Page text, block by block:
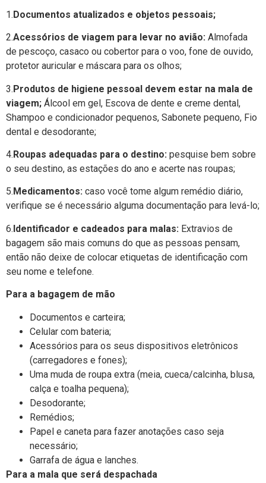
1.Documentos atualizados e objetos pessoais;
2.Acessórios de viagem para levar no avião: Almofada
de pescoço, casaco ou cobertor para o voo, fone de ouvido,
protetor auricular e máscara para os olhos;
3.Produtos de higiene pessoal devem estar na mala de
viagem; Álcool em gel, Escova de dente e creme dental,
Shampoo e condicionador pequenos, Sabonete pequeno, Fio
dental e desodorante;
4.Roupas adequadas para o destino: pesquise bem sobre
o seu destino, as estações do ano e acerte nas roupas;
5. Medicamentos: caso você tome algum remédio diário,
verifique se é necessário alguma documentação para levá-lo;
6.Identificador e cadeados para malas: Extravios de
bagagem são mais comuns do que as pessoas pensam,
então não deixe de colocar etiquetas de identificação com
seu nome e telefone.
Para a bagagem de mão
Documentos e carteira;
Celular com bateria;
Acessórios para os seus dispositivos eletrônicos
(carregadores e fones);
Uma muda de roupa extra (meia, cueca/calcinha, blusa,
calça e toalha pequena);
Desodorante;
Remédios;
Papel e caneta para fazer anotações caso seja
necessário;
Garrafa de água e lanches.
Para a mala que será despachada